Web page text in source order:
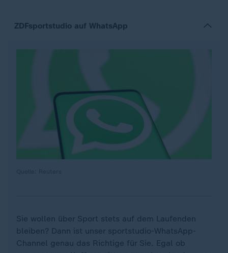
ZDFsportstudio auf WhatsApp
Sie wollen über Sport stets auf dem Laufenden
bleiben? Dann ist unser sportstudio-WhatsApp-
Channel genau das Richtige für Sie. Egal ob